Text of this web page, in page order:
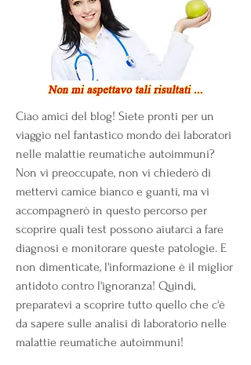
Ciao amici del blog! Siete pronti per un
viaggio nel fantastico mondo dei laboratori
nelle malattie reumatiche autoimmuni?
Non vi preoccupate, non vi chiederò di
mettervi camice bianco e guanti, ma vi
accompagnerò in questo percorso per
scoprire quali test possono aiutarci a fare
diagnosi e monitorare queste patologie. E
non dimenticate, l'informazione è il miglior
antidoto contro l'ignoranza! Quindi,
preparatevi a scoprire tutto quello che c'è
da sapere sulle analisi di laboratorio nelle
malattie reumatiche autoimmuni!